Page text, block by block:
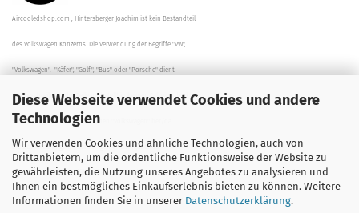
Diese Webseite verwendet Cookies und andere
Technologien
Wir verwenden Cookies und ähnliche Technologien, auch von
Drittanbietern, um die ordentliche Funktionsweise der Website zu
gewährleisten, die Nutzung unseres Angebotes zu analysieren und
Ihnen ein bestmögliches Einkaufserlebnis bieten zu können. Weitere
Informationen finden Sie in unserer Datenschutzerklärung.
Aircooledshop.com , Hintersberger Joachim ist kein Bestandteil
des Volkswagen Konzerns. Die Verwendung der Begriffe "VW",
"Volkswagen", "Käfer", "Golf", "Bus" oder "Porsche" dient
der Beschreibung der Teile und stellt in keinem Fall eine direkte
Verbindung zu dem Unternehmen "Volkswagen" her/da.
Die Beschreibungen, Zeichnungen und Angaben zur
Verwendung sind sorgfältig überprüft worden.